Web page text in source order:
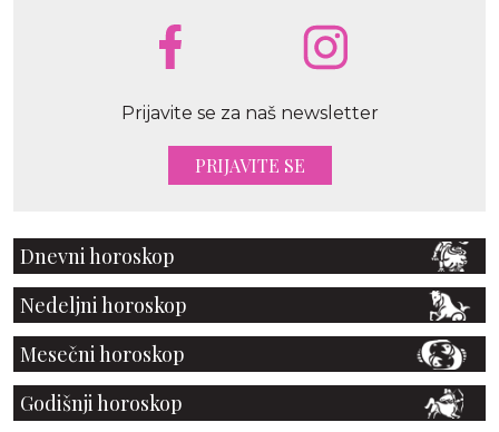
Prijavite se za naš newsletter
PRIJAVITE SE
Dnevni horoskop
Nedeljni horoskop
Mesečni horoskop
Godišnji horoskop